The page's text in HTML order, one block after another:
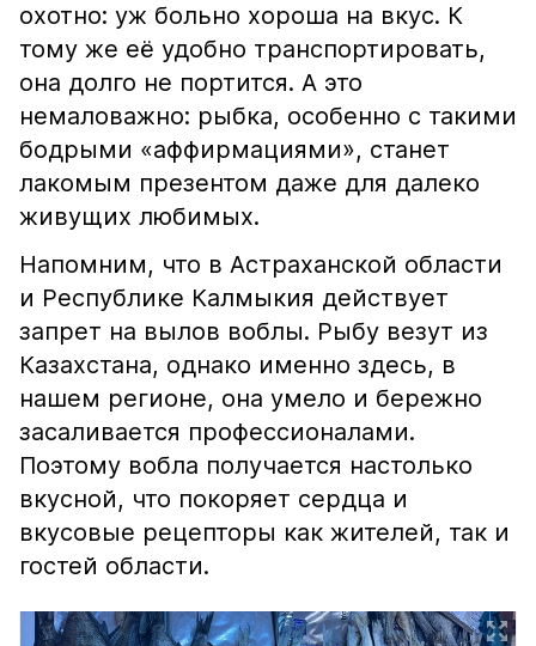
охотно: уж больно хороша на вкус. К
тому же её удобно транспортировать,
она долго не портится. А это
немаловажно: рыбка, особенно с такими
бодрыми «аффирмациями», станет
лакомым презентом даже для далеко
живущих любимых.
Напомним, что в Астраханской области
и Республике Калмыкия действует
запрет на вылов воблы. Рыбу везут из
Казахстана, однако именно здесь, в
нашем регионе, она умело и бережно
засаливается профессионалами.
Поэтому вобла получается настолько
вкусной, что покоряет сердца и
вкусовые рецепторы как жителей, так и
гостей области.